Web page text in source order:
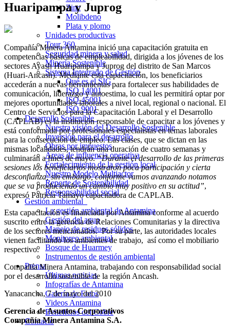
Zinc
Molibdeno
Plata y plomo
Unidades productivas
Tour 360
Seguridad minera y salud
Minería Sostenible
Sistema Integrado de Gestión
Qué es el SIG
ISO 14001
ISO 45001
ISO 9001
Desarrollo Sostenible
Nuestra visión del Desarrollo Sostenible
Inversión para el desarrollo
Obras por impuestos
Áreas de influencia operativa
Fortalecimiento de la gestión local
Nuestro Modelo Multiactor
Reporte de Sostenibilidad
Responsabilidad social
Gestión ambiental
La gestión ambiental de Antamina
Gestión del agua
Manejo de residuos sólidos
Monitoreo ambiental
Bosque de Huarmey
Instrumentos de gestión ambiental
Prensa
Últimas noticias
Infografías de Antamina
Galería de Fotos
Videos Antamina
Beneficios del Cobre
Contacto
Huaripampa y Juprog
Compañía Minera Antamina inició una capacitación gratuita en
competencias básicas de empleabilidad, dirigida a los jóvenes de los
sectores Ayash Huaripampa y Juprog del distrito de San Marcos
(Huari-Ancash). Mediante esta capacitación, los beneficiarios
accederán a nuevas herramientas para fortalecer sus habilidades de
comunicación, liderazgo y autoestima, lo cual les permitirá optar por
mejores oportunidades laborales a nivel local, regional o nacional. El
Centro de Servicios para la Capacitación Laboral y el Desarrollo
(CAPLAB) es la institución responsable de capacitar a los jóvenes y
está conformada por profesionales especialistas en temas laborales
para la consecución de empleo. Las clases, que se dictan en las
mismas localidades, tendrán una duración de cuatro semanas y
culminarán a fines de mayo.“Durante el desarrollo de las primeras
sesiones los beneficiarios mostraron poca participación y cierta
desconfianza; sin embargo, conforme vamos avanzando notamos
que se va produciendo un cambio muy positivo en su actitud”,
expresó Patricia Tamayo capacitadora de CAPLAB.
Esta capacitación es financiada por Antamina conforme al acuerdo
suscrito entre la gerencia de Relaciones Comunitarias y la directiva
de los sectores mencionados. Por su parte, las autoridades locales
vienen facilitando los ambientes de trabajo, así como el mobiliario
respectivo.
Compañía Minera Antamina, trabajando con responsabilidad social
por el desarrollo sostenible de la región Ancash.
Yanacancha, 7 de mayo del 2010
Gerencia de Asuntos Corporativos
Compañía Minera Antamina S.A.